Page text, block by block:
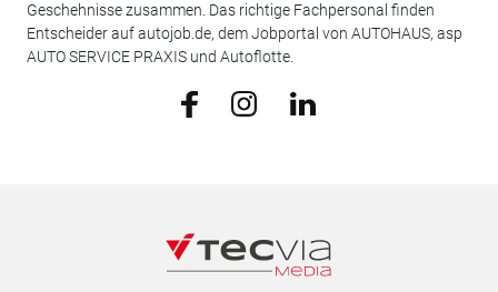
Geschehnisse zusammen. Das richtige Fachpersonal finden
Entscheider auf autojob.de, dem Jobportal von AUTOHAUS, asp
AUTO SERVICE PRAXIS und Autoflotte.